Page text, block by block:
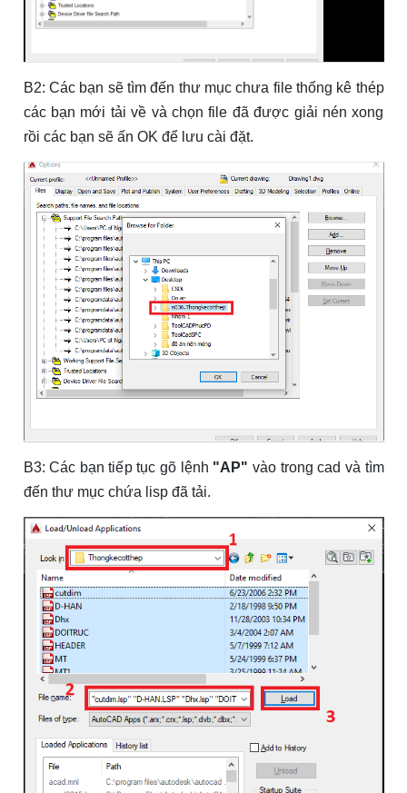
B2: Các bạn sẽ tìm đến thư mục chưa file thống kê thép
các bạn mới tải về và chọn file đã được giải nén xong
rồi các bạn sẽ ấn OK để lưu cài đặt.
B3: Các bạn tiếp tục gõ lệnh "AP" vào trong cad và tìm
đến thư mục chứa lisp đã tải.